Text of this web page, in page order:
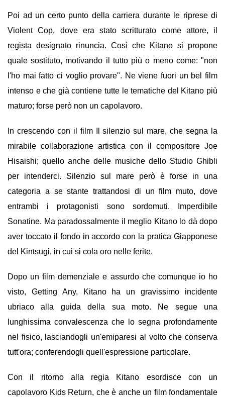
Poi ad un certo punto della carriera durante le riprese di
Violent Cop, dove era stato scritturato come attore, il
regista designato rinuncia. Così che Kitano si propone
quale sostituto, motivando il tutto più o meno come: "non
l'ho mai fatto ci voglio provare". Ne viene fuori un bel film
intenso e che già contiene tutte le tematiche del Kitano più
maturo; forse però non un capolavoro.
In crescendo con il film Il silenzio sul mare, che segna la
mirabile collaborazione artistica con il compositore Joe
Hisaishi; quello anche delle musiche dello Studio Ghibli
per intenderci. Silenzio sul mare però è forse in una
categoria a se stante trattandosi di un film muto, dove
entrambi i protagonisti sono sordomuti. Imperdibile
Sonatine. Ma paradossalmente il meglio Kitano lo dà dopo
aver toccato il fondo in accordo con la pratica Giapponese
del Kintsugi, in cui si cola oro nelle ferite.
Dopo un film demenziale e assurdo che comunque io ho
visto, Getting Any, Kitano ha un gravissimo incidente
ubriaco alla guida della sua moto. Ne segue una
lunghissima convalescenza che lo segna profondamente
nel fisico, lasciandogli un'emiparesi al volto che conserva
tutt'ora; conferendogli quell'espressione particolare.
Con il ritorno alla regia Kitano esordisce con un
capolavoro Kids Return, che è anche un film fondamentale